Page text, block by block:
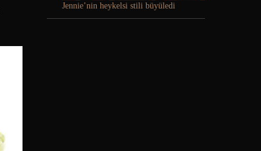
Jennie’nin heykelsi stili büyüledi